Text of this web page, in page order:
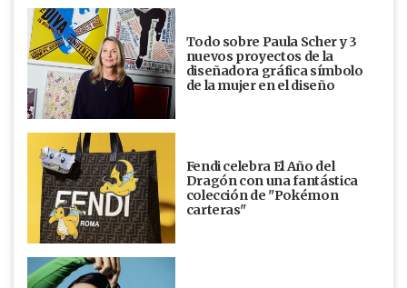
Todo sobre Paula Scher y 3
nuevos proyectos de la
diseñadora gráfica símbolo
de la mujer en el diseño
Fendi celebra El Año del
Dragón con una fantástica
colección de "Pokémon
carteras"